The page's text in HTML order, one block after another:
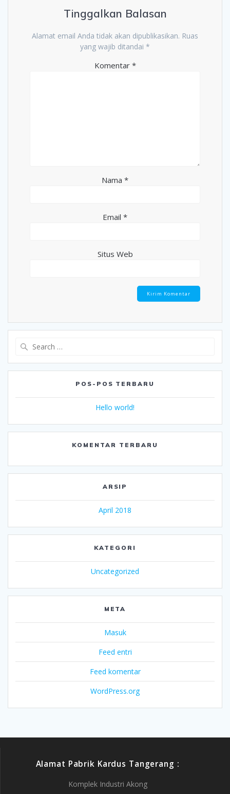
Tinggalkan Balasan
Alamat email Anda tidak akan dipublikasikan. Ruas
yang wajib ditandai *
Komentar *
Nama *
Email *
Situs Web
POS-POS TERBARU
Hello world!
KOMENTAR TERBARU
ARSIP
April 2018
KATEGORI
Uncategorized
META
Masuk
Feed entri
Feed komentar
WordPress.org
Alamat Pabrik Kardus Tangerang :
Komplek Industri Akong